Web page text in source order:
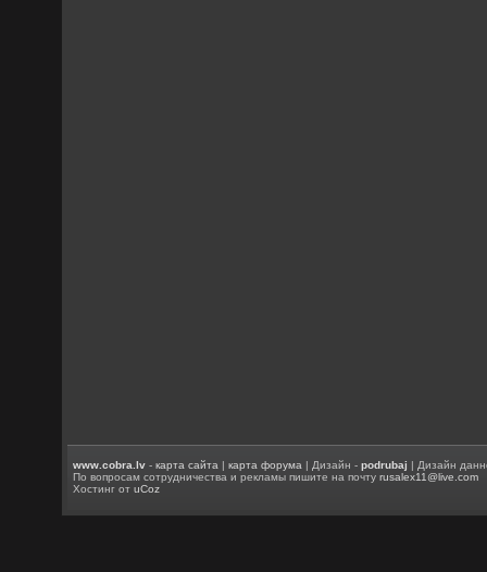
www.cobra.lv -карта сайта |карта форума | Дизайн -podrubaj | Дизайн
По вопросам сотрудничества и рекламы пишите на почтуrusalex11@live.com
Хостинг отuCoz